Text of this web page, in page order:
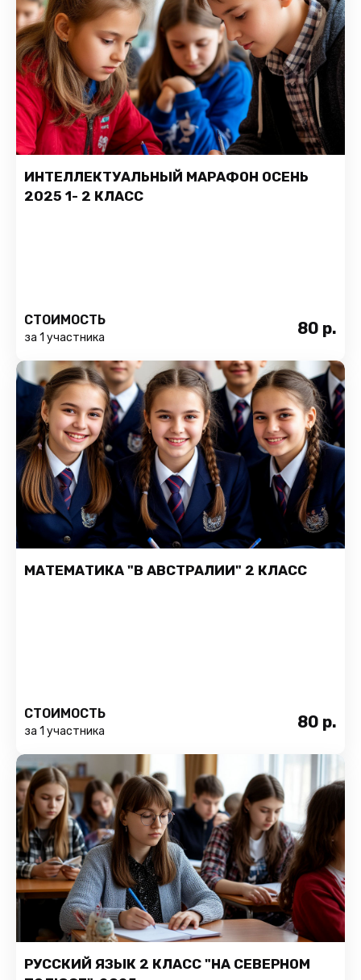
ИНТЕЛЛЕКТУАЛЬНЫЙ МАРАФОН ОСЕНЬ
2025 1- 2 КЛАСС
СТОИМОСТЬ
за 1 участника 80 р.
МАТЕМАТИКА "В АВСТРАЛИИ" 2 КЛАСС
СТОИМОСТЬ
за 1 участника 80 р.
РУССКИЙ ЯЗЫК 2 КЛАСС "НА СЕВЕРНОМ